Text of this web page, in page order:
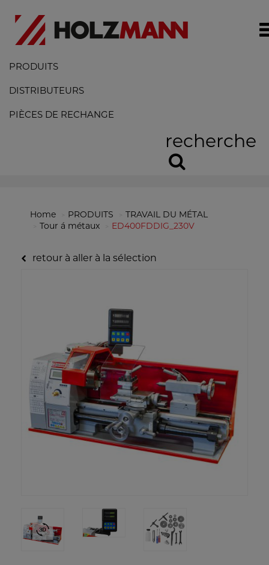
PRODUITS
DISTRIBUTEURS
PIÈCES DE RECHANGE
recherche
Home PRODUITS
TRAVAIL DU MÉTAL
Tour á métaux
ED400FDDIG_230V
retour à aller à la sélection